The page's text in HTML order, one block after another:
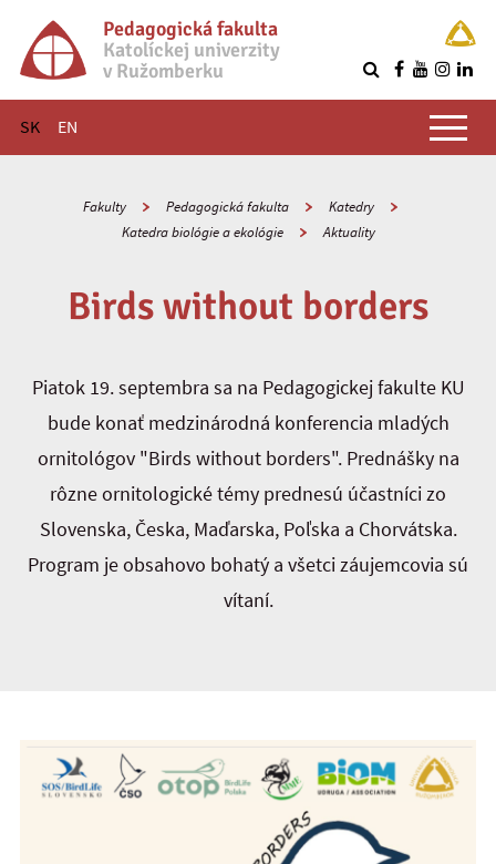
Pedagogická fakulta
Katolíckej univerzity
v Ružomberku
SK EN
Hlavné menu
Fakulty Pedagogická fakulta
Katedry
Katedra biológie a ekológie
Aktuality
Birds without borders
Piatok 19. septembra sa na Pedagogickej fakulte KU
bude konať medzinárodná konferencia mladých
ornitológov "Birds without borders". Prednášky na
rôzne ornitologické témy prednesú účastníci zo
Slovenska, Česka, Maďarska, Poľska a Chorvátska.
Program je obsahovo bohatý a všetci záujemcovia sú
vítaní.